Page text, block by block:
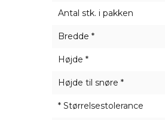
Antal stk. i pakken
Bredde *
Højde *
Højde til snøre *
* Størrelsestolerance